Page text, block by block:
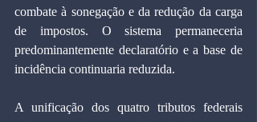
combate à sonegação e da redução da carga
de impostos. O sistema permaneceria
predominantemente declaratório e a base de
incidência continuaria reduzida.
A unificação dos quatro tributos federais